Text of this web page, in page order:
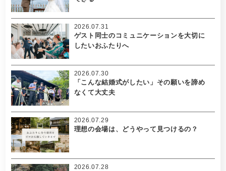
ゲスト同士のコミュニケーションを大切に
したいおふたりへ
2026.07.31
「こんな結婚式がしたい」その願いを諦め
なくて大丈夫
2026.07.30
理想の会場は、どうやって見つけるの？
2026.07.29
2026.07.28